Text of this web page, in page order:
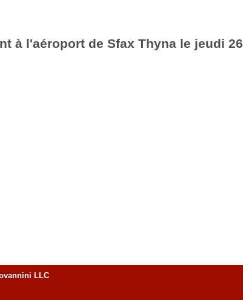
à l'aéroport de Sfax Thyna le jeudi 26
LLC